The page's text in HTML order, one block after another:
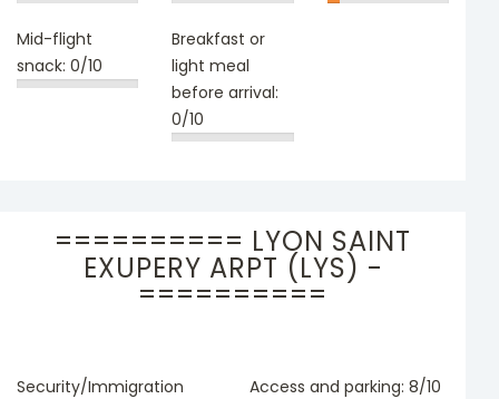
Mid-flight
snack: 0/10
Breakfast or
light meal
before arrival:
0/10
========== LYON SAINT
EXUPERY ARPT (LYS) -
==========
Security/Immigration
Access and parking: 8/10